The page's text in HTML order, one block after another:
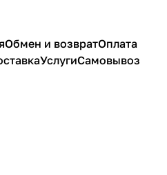
Обмен и возвратОплата
УслугиСамовывоз